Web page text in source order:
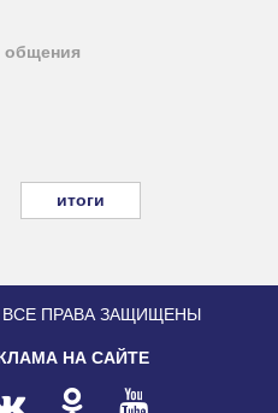
общения
итоги
ВСЕ ПРАВА ЗАЩИЩЕНЫ
НА САЙТЕ